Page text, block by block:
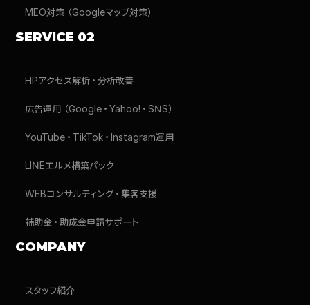
MEO対策（Googleマップ対策）
SERVICE 02
HPアクセス解析・分析改善
広告運用（Google・Yahoo!・SNS）
YouTube・TikTok・Instagram運用
LINEエルメ構築パック
WEBコンサルティング・集客支援
補助金・助成金申請サポート
COMPANY
スタッフ紹介